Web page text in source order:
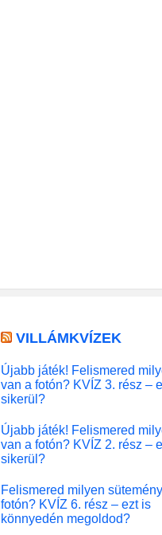
VILLÁMKVÍZEK
Újabb játék! Felismered
van a fotón? KVÍZ 3. rész –
sikerül?
Újabb játék! Felismered
van a fotón? KVÍZ 2. rész –
sikerül?
Felismered milyen
fotón? KVÍZ 6. rész – ezt is
könnyedén megoldod?